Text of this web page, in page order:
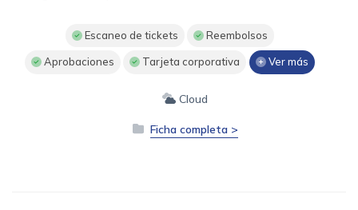
Escaneo de tickets Reembolsos
Aprobaciones Tarjeta corporativa Ver más
Cloud
Ficha completa >